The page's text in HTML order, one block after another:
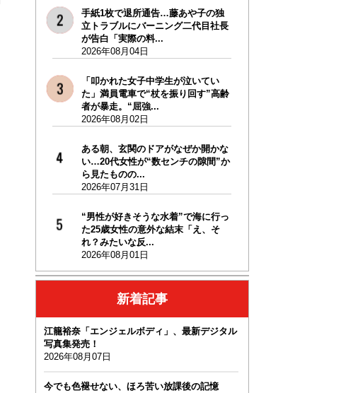
手紙1枚で退所通告…藤あや子の独
立トラブルにバーニング二代目社長
が告白「実際の料...
2026年08月04日
「叩かれた女子中学生が泣いてい
た」満員電車で“杖を振り回す”高齢
者が暴走。“屈強...
2026年08月02日
ある朝、玄関のドアがなぜか開かな
い…20代女性が“数センチの隙間”か
ら見たものの...
2026年07月31日
“男性が好きそうな水着”で海に行っ
た25歳女性の意外な結末「え、そ
れ？みたいな反...
2026年08月01日
新着記事
江籠裕奈「エンジェルボディ」、最新デジタル
写真集発売！
2026年08月07日
今でも色褪せない、ほろ苦い放課後の記憶